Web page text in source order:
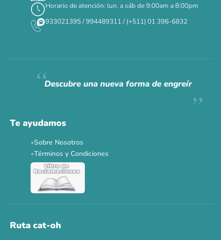
✕
Siempre fuimosraros.
Ver todas las promos 🐾
Horario de atención: lun. a sáb de 9:00am a 8:00pm
933021395 / 994489311 / (+511) 01 396-6832
Descubre una nueva forma de engreír
Te ayudamos
Sobre Nosotros
Términos y Condiciones
Ruta cat-oh